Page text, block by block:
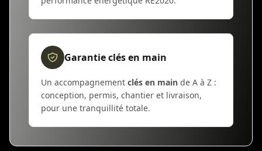
Garantie clés en main
Un accompagnement clés en main de A à Z :
conception, permis, chantier et livraison,
pour une tranquillité totale.